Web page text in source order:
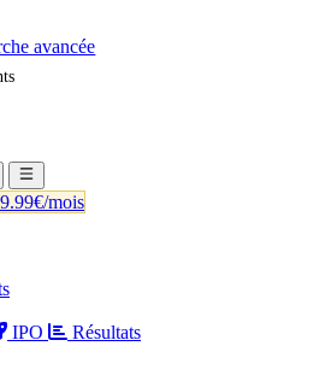
avancée
9.99€/mois
IPO
Résultats